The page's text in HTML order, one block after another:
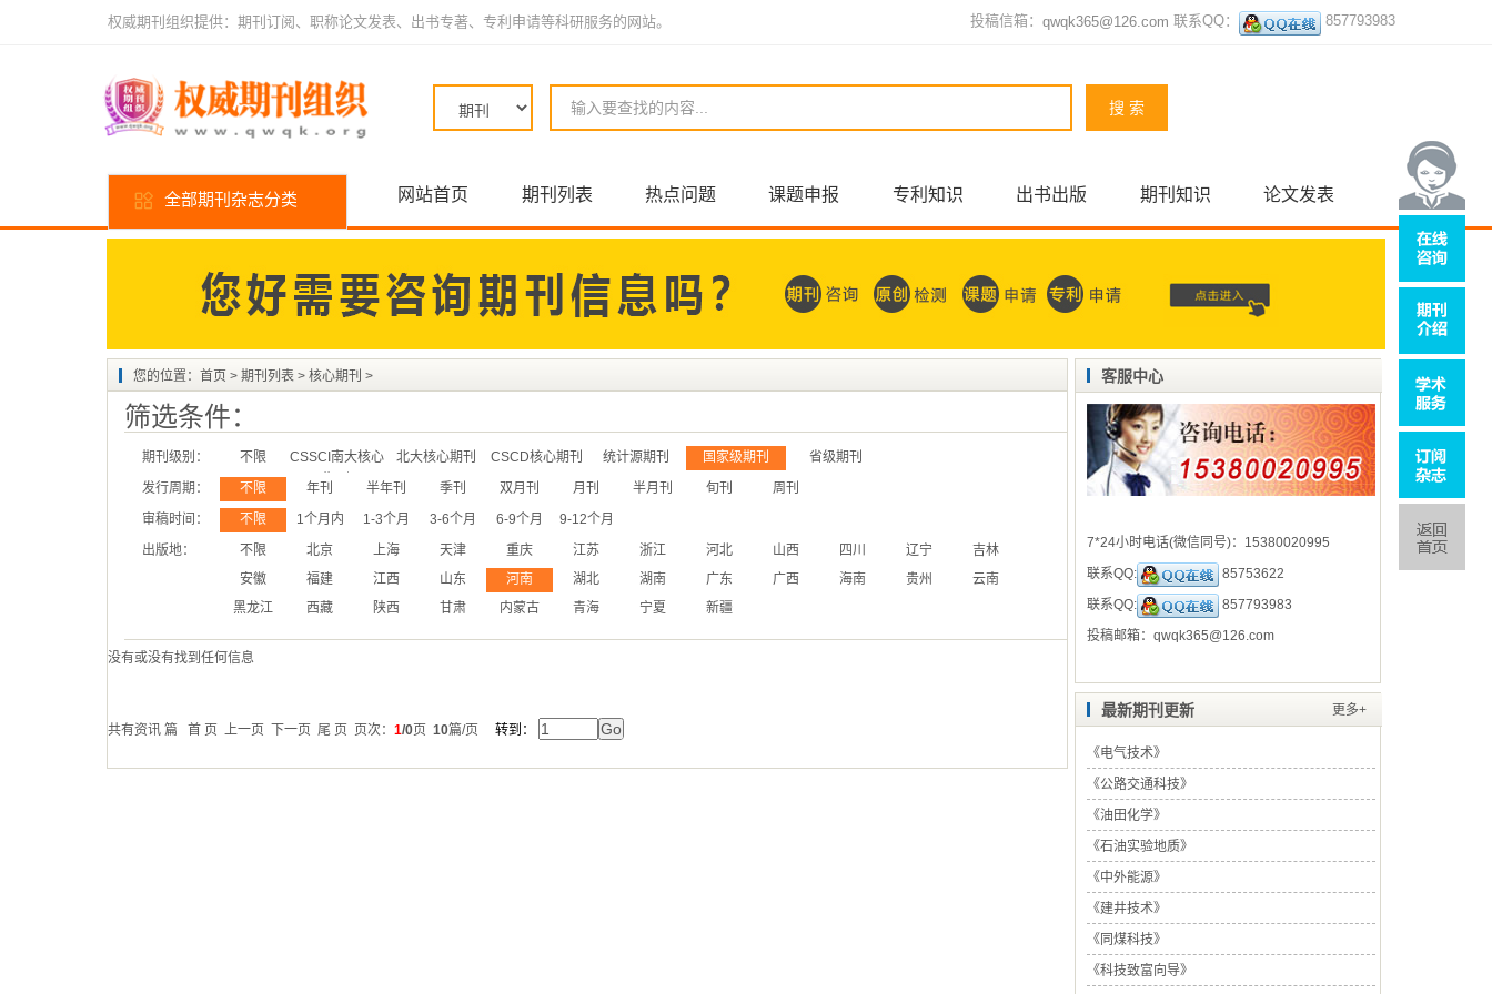
权威期刊组织提供：期刊订阅、职称论文发表、出书专著、专利申请等科研服务的网站。 投稿信箱： qwqk365@126.com 联系QQ： 857793983
全部期刊杂志分类 网站首页 期刊列表 热点问题 课题申报 专利知识 出书出版 期刊知识 论文发表
您的位置： 首页 > 期刊列表 > 核心期刊 >
筛选条件：
期刊级别： 不限
CSSCI南大核心
期刊
北大核心期刊 CSCD核心期刊 统计源期刊 国家级期刊
省级期刊
发行周期：
不限 年刊 半年刊 季刊 双月刊 月刊 半月刊 旬刊
周刊
审稿时间：
不限 1个月内 1-3个月 3-6个月 6-9个月
9-12个月
出版地：
不限 北京 上海 天津 重庆 江苏 浙江 河北 山西 四川 辽宁
吉林
安徽
福建 江西 山东 河南 湖北 湖南 广东 广西 海南 贵州
云南
黑龙江
西藏 陕西 甘肃 内蒙古 青海 宁夏 新疆
没有或没有找到任何信息
共有资讯 篇 首 页 上一页 下一页 尾 页 页次： 1/0页 10篇/页 转到：
客服中心
7*24小时电话(微信同号)： 15380020995
联系QQ:
85753622
联系QQ:
857793983
投稿邮箱： qwqk365@126.com
最新期刊更新 更多+
《电气技术》
《公路交通科技》
《油田化学》
《石油实验地质》
《中外能源》
《建井技术》
《 同煤科技》
《科技致富向导》